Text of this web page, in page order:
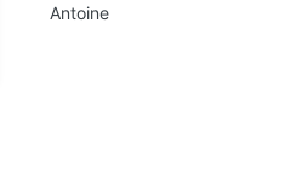
Antoine